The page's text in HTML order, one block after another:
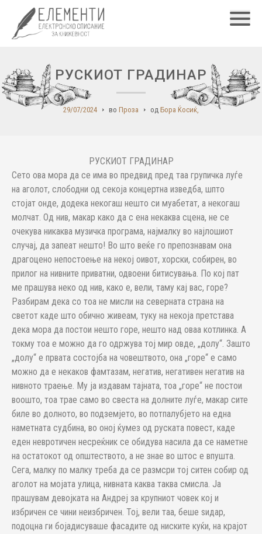
РУСКИОТ ГРАДИНАР
29/07/2024 во Проза од Бора Ќосиќ,
РУСКИОТ ГРАДИНАР
Сето ова мора да се има во предвид пред таа групичка луѓе
на аголот, слободни од секоја концертна изведба, шпто
стојат онде, додека некогаш нешто си муабетат, а некогаш
молчат. Од нив, макар како да с ена некаква сцена, не се
очекува никаква музичка програма, најмалку во најлошиот
случај, да запеат нешто! Во што веќе го препознавам она
драгоцено непостоење на некој оивот, хорски, собирен, во
прилог на нивните приватни, одвоени битисувања. По кој пат
ме прашува неко од нив, како е, вели, таму кај вас, горе?
Разбирам дека со тоа не мисли на северната страна на
светот каде што обично живеам, туку на некоја претстава
дека мора да постои нешто горе, нешто над оваа котлинка. А
токму тоа е можно да го одржува тој мир овде, „долу“. Зашто
„долу“ е првата состојба на човештвото, она „горе“ е само
можно да е некаков фамтазам, негатив, негативен негатив на
нивното траење. Му ја издавам тајната, тоа „горе“ не постои
воошто, тоа трае само во свеста на долните луѓе, макар сите
биле во долното, во подземјето, во потпалубјето на една
наметната судбина, во оној ќумез од руската повест, каде
еден невротичен несреќник се обидува насила да се наметне
на остатокот од општеството, а не знае во штос е впушта.
Сега, малку по малку треба да се размсри тој ситен собир од
аголот на мојата улица, нивната каква таква смисла. Ја
прашувам девојката на Андреј за крупниот човек кој и
избричен се чини неизбричен. Тој, вели таа, беше ѕидар,
подоцна ги бојадисуваше фасадите од ниските куќи, на крајот